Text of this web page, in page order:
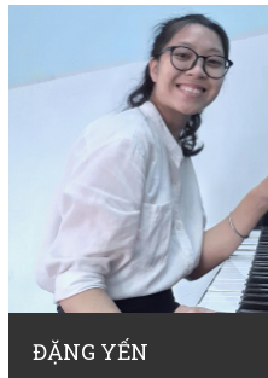
Văn lớp 6, Văn lớp 7, Văn lớp 8,
ĐẶNG YẾN